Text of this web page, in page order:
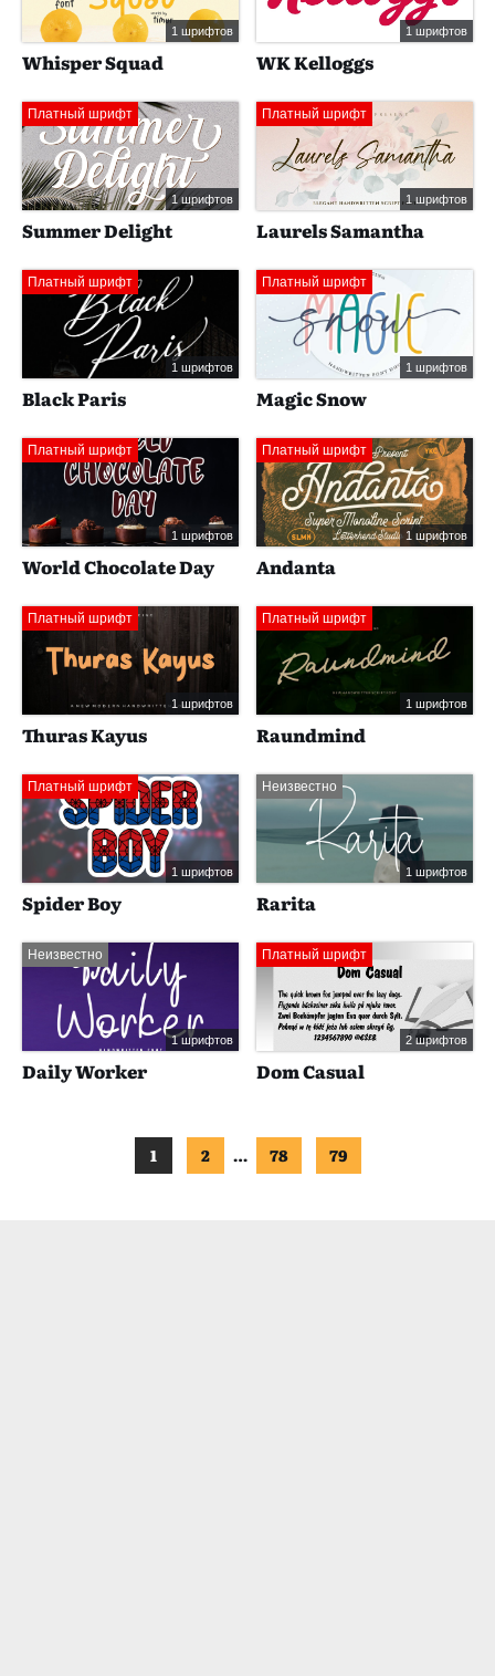
1 шрифтов
Whisper Squad
1 шрифтов
WK Kelloggs
Платный шрифт
1 шрифтов
Summer Delight
Платный шрифт
1 шрифтов
Laurels Samantha
Платный шрифт
1 шрифтов
Black Paris
Платный шрифт
1 шрифтов
Magic Snow
Платный шрифт
1 шрифтов
World Chocolate Day
Платный шрифт
1 шрифтов
Andanta
Платный шрифт
1 шрифтов
Thuras Kayus
Платный шрифт
1 шрифтов
Raundmind
Платный шрифт
1 шрифтов
Spider Boy
Неизвестно
1 шрифтов
Rarita
Неизвестно
1 шрифтов
Daily Worker
Платный шрифт
2 шрифтов
Dom Casual
1 2 … 78 79